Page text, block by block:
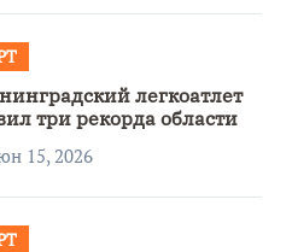
легкоатлет
три рекорда области
15, 2026